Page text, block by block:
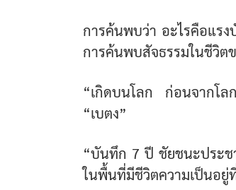
การค้นพบว่า อะไรคือแร
การค้นพบสัจธรรมในชีวิ
“เกิดบนโลก ก่อนจากโ
“เบตง”
“บันทึก 7 ปี ชัยชนะประช
ในพื้นที่มีชีวิตความเป็นอยู่